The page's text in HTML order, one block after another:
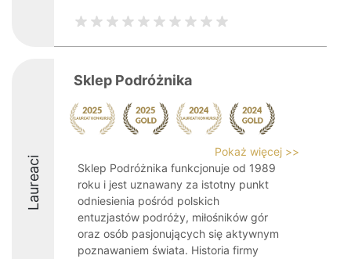
Laureaci
Sklep Podróżnika
Pokaż więcej >>
Sklep Podróżnika funkcjonuje od 1989
roku i jest uznawany za istotny punkt
odniesienia pośród polskich
entuzjastów podróży, miłośników gór
oraz osób pasjonujących się aktywnym
poznawaniem świata. Historia firmy